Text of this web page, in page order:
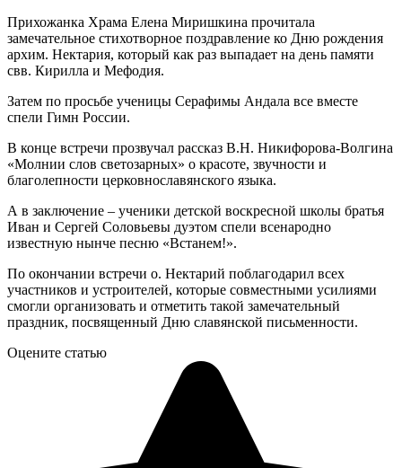
Прихожанка Храма Елена Миришкина прочитала
замечательное стихотворное поздравление ко Дню рождения
архим. Нектария, который как раз выпадает на день памяти
свв. Кирилла и Мефодия.
Затем по просьбе ученицы Серафимы Андала все вместе
спели Гимн России.
В конце встречи прозвучал рассказ В.Н. Никифорова-Волгина
«Молнии слов светозарных» о красоте, звучности и
благолепности церковнославянского языка.
А в заключение – ученики детской воскресной школы братья
Иван и Сергей Соловьевы дуэтом спели всенародно
известную нынче песню «Встанем!».
По окончании встречи о. Нектарий поблагодарил всех
участников и устроителей, которые совместными усилиями
смогли организовать и отметить такой замечательный
праздник, посвященный Дню славянской письменности.
Оцените статью